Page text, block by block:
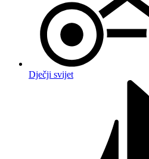
Dječji svijet